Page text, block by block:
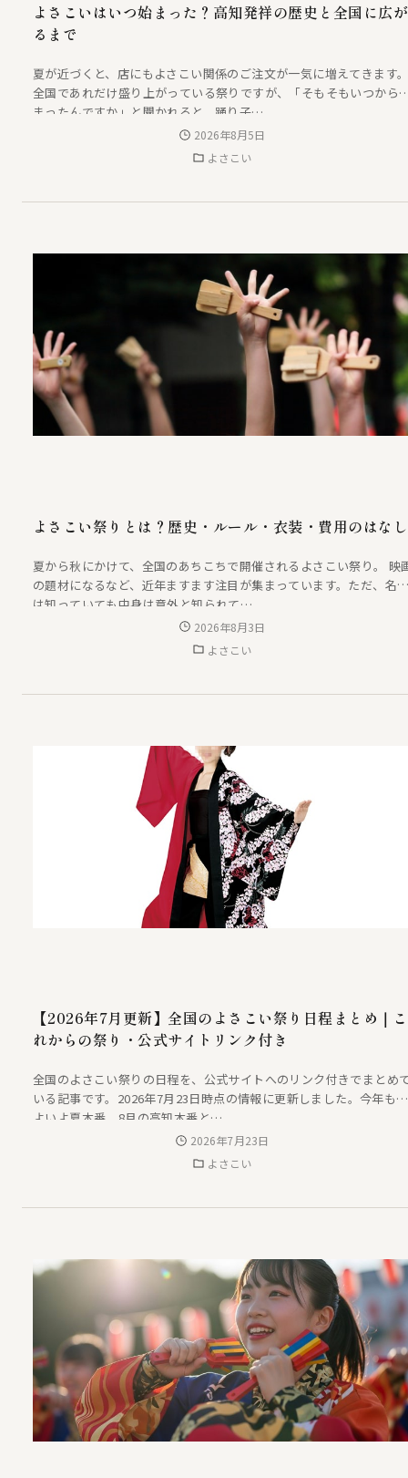
よさこいはいつ始まった？高知発祥の歴史と全国に広が
るまで
夏が近づくと、店にもよさこい関係のご注文が一気に増えてきます
全国であれだけ盛り上がっている祭りですが、「そもそもいつから
まったんですか」と聞かれると、踊り子…
2026年8月5日
よさこい
よさこい祭りとは？歴史・ルール・衣装・費用のはなし
夏から秋にかけて、全国のあちこちで開催されるよさこい祭り。 映
の題材になるなど、近年ますます注目が集まっています。ただ、名
は知っていても中身は意外と知られて…
2026年8月3日
よさこい
【2026年7月更新】全国のよさこい祭り日程まとめ｜こ
れからの祭り・公式サイトリンク付き
全国のよさこい祭りの日程を、公式サイトへのリンク付きでまとめ
いる記事です。2026年7月23日時点の情報に更新しました。今年もい
よいよ夏本番、8月の高知本番と…
2026年7月23日
よさこい